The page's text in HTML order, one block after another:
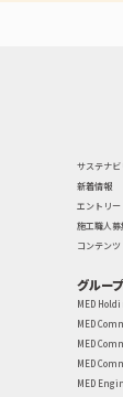
社において最善の
えなかった場
ことは任意です
だけない場合は
ので、ご了承く
損害（逸失利益
賠償責任等を負い
タの開示等お
サステナビ
新着情報
エントリー
施工職人募
コンテンツ
グルー
MED
MED
MED
MED
MED